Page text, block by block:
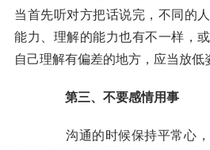
当首先听对方把话说完，不同的
能力、理解的能力也有不一样，
自己理解有偏差的地方，应当放低
第三、不要感情用事
沟通的时候保持平常心，